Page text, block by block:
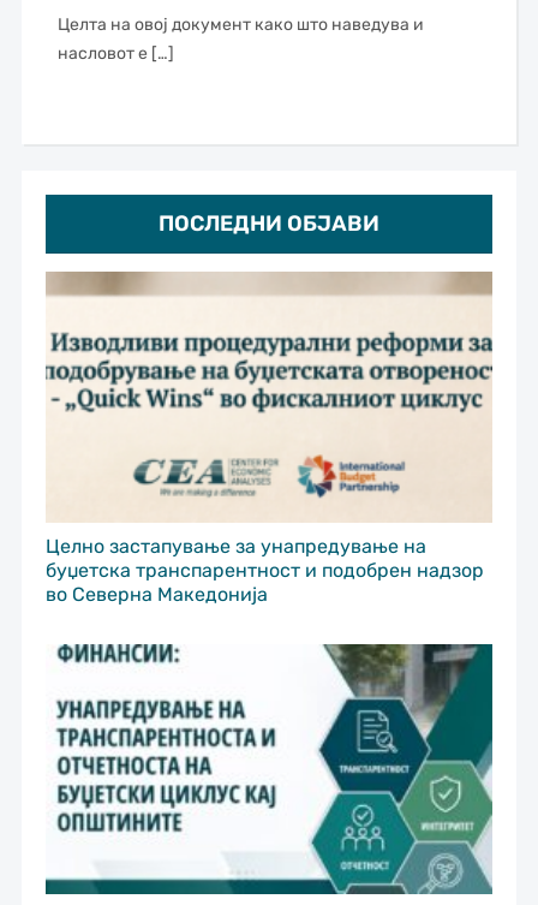
ПОСЛЕДНИ ОБЈАВИ
Целно застапување за унапредување на
буџетска транспарентност и подобрен надзор
во Северна Македонија
Целта на овој документ како што наведува и
насловот е […]